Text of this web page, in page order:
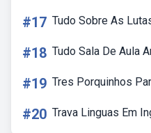
#17 Tudo Sobre As
#18 Tudo Sala De Aula
#19 Tres Porquinhos
#20 Trava Linguas Em